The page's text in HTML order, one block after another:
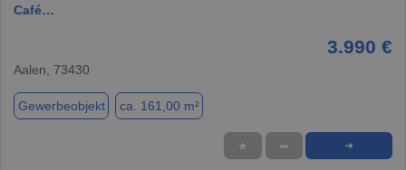
Café…
3.990 €
Aalen, 73430
Gewerbeobjekt ca. 161,00 m²
★ ➦ ➜